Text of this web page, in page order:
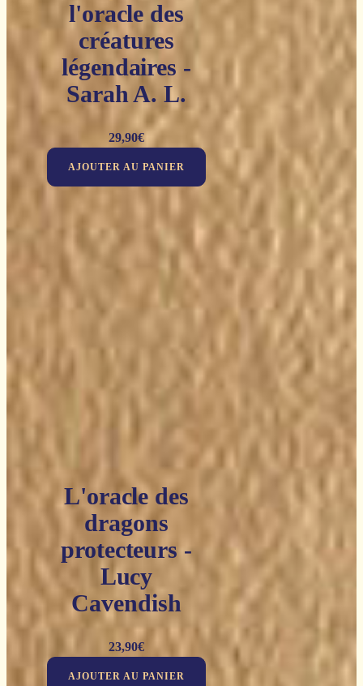
l'oracle des
créatures
légendaires -
Sarah A. L.
29,90€
AJOUTER AU PANIER
L'oracle des
dragons
protecteurs -
Lucy
Cavendish
23,90€
AJOUTER AU PANIER